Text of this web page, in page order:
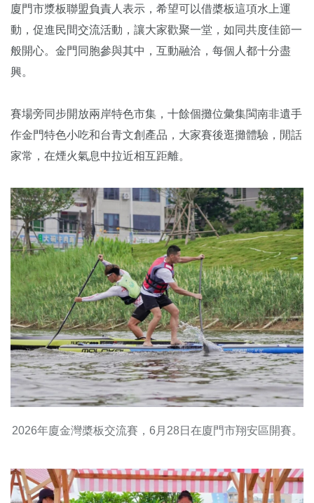
廈門市漿板聯盟負責人表示，希望可以借槳板這項水上運
動，促進民間交流活動，讓大家歡聚一堂，如同共度佳節一
般開心。金門同胞參與其中，互動融洽，每個人都十分盡
興。
賽場旁同步開放兩岸特色市集，十餘個攤位彙集閩南非遺手
作金門特色小吃和台青文創產品，大家賽後逛攤體驗，閒話
家常，在煙火氣息中拉近相互距離。
2026年廈金灣槳板交流賽，6月28日在廈門市翔安區開賽。